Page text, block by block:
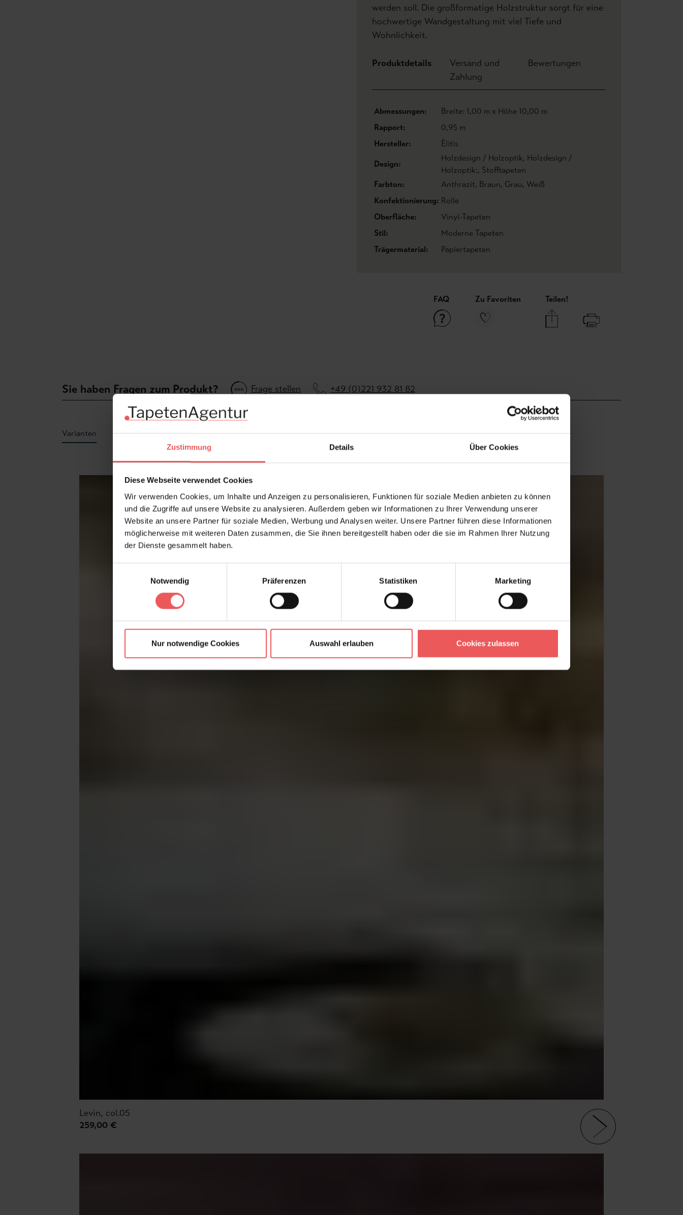
Zustimmung Details Über Cookies
Diese Webseite verwendet Cookies
Wir verwenden Cookies, um Inhalte und Anzeigen zu personalisieren, Funktionen für soziale Medien anbieten zu können
und die Zugriffe auf unsere Website zu analysieren. Außerdem geben wir Informationen zu Ihrer Verwendung unserer
Website an unsere Partner für soziale Medien, Werbung und Analysen weiter. Unsere Partner führen diese Informationen
möglicherweise mit weiteren Daten zusammen, die Sie ihnen bereitgestellt haben oder die sie im Rahmen Ihrer Nutzung
der Dienste gesammelt haben.
Notwendig
Präferenzen Statistiken Marketing
Nur notwendige Cookies Auswahl erlauben Cookies zulassen
werden soll. Die großformatige Holzstruktur sorgt für eine
hochwertige Wandgestaltung mit viel Tiefe und
Wohnlichkeit.
Produktdetails
Versand und
Zahlung
Bewertungen
Abmessungen:
Breite: 1,00 m x Höhe 10,00 m
Rapport:
0,95 m
Hersteller:
Èlitis
Design:
Holzdesign / Holzoptik, Holzdesign /
Holzoptik:, Stofftapeten
Farbton:
Anthrazit, Braun, Grau, Weiß
Konfektionierung: Rolle
Oberfläche:
Vinyl-Tapeten
Stil:
Moderne Tapeten
Trägermaterial:
Papiertapeten
FAQ Zu Favoriten Teilen!
Sie haben Fragen zum Produkt? Frage stellen +49 (0)221 932 81 82
Varianten
Produktgalerie überspringen
Levin, col.05
259,00 €